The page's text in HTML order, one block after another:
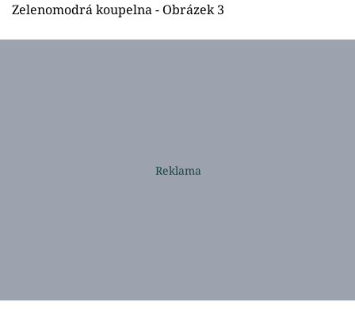
Zelenomodrá koupelna - Obrázek 3